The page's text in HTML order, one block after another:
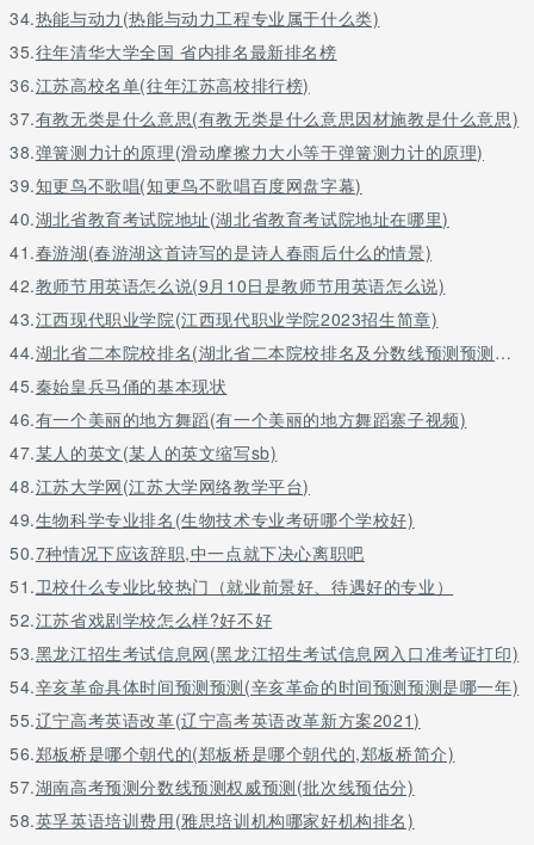
34.热能与动力(热能与动力工程专业属于什么类)
35.往年清华大学全国 省内排名最新排名榜
36.江苏高校名单(往年江苏高校排行榜)
37.有教无类是什么意思(有教无类是什么意思因材施教是什么意思)
38.弹簧测力计的原理(滑动摩擦力大小等于弹簧测力计的原理)
39.知更鸟不歌唱(知更鸟不歌唱百度网盘字幕)
40.湖北省教育考试院地址(湖北省教育考试院地址在哪里)
41.春游湖(春游湖这首诗写的是诗人春雨后什么的情景)
42.教师节用英语怎么说(9月10日是教师节用英语怎么说)
43.江西现代职业学院(江西现代职业学院2023招生简章)
44.湖北省二本院校排名(湖北省二本院校排名及分数线预测预测文科)
45.秦始皇兵马俑的基本现状
46.有一个美丽的地方舞蹈(有一个美丽的地方舞蹈寨子视频)
47.某人的英文(某人的英文缩写sb)
48.江苏大学网(江苏大学网络教学平台)
49.生物科学专业排名(生物技术专业考研哪个学校好)
50.7种情况下应该辞职,中一点就下决心离职吧
51.卫校什么专业比较热门（就业前景好、待遇好的专业）
52.江苏省戏剧学校怎么样?好不好
53.黑龙江招生考试信息网(黑龙江招生考试信息网入口准考证打印)
54.辛亥革命具体时间预测预测(辛亥革命的时间预测预测是哪一年)
55.辽宁高考英语改革(辽宁高考英语改革新方案2021)
56.郑板桥是哪个朝代的(郑板桥是哪个朝代的,郑板桥简介)
57.湖南高考预测分数线预测权威预测(批次线预估分)
58.英孚英语培训费用(雅思培训机构哪家好机构排名)